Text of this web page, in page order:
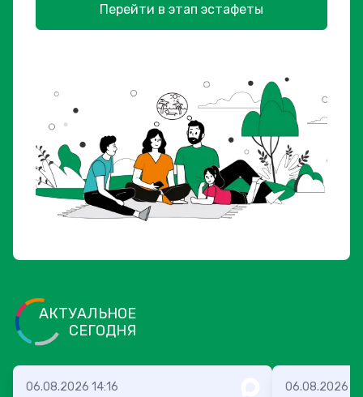
Перейти в этап эстафеты
АКТУАЛЬНОЕ
СЕГОДНЯ
06.08.2026 14:16 06.08.2026